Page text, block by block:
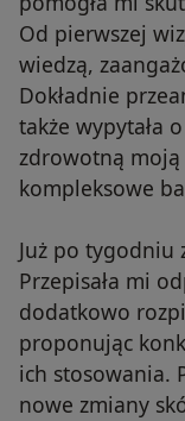
Od pierwszej
wiedzą,
Dokładnie
także wypytała
zdrowotną moją
kompleksowe
Już po tygodniu
Przepisała mi
dodatkowo
proponując
ich stosowania.
nowe zmiany